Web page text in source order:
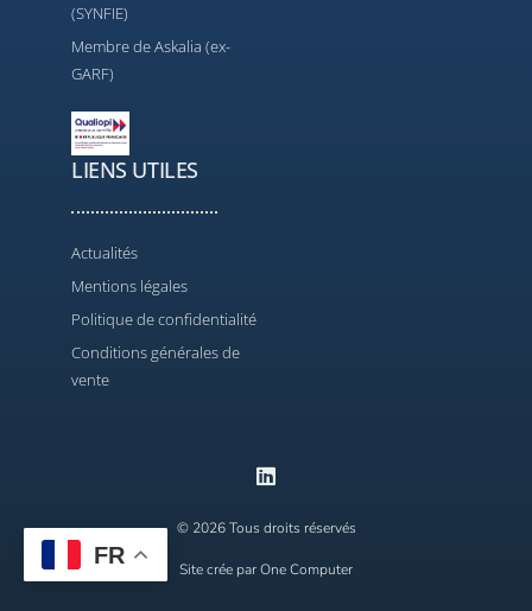
(SYNFIE)
Membre de Askalia (ex-
GARF)
LIENS UTILES
Actualités
Mentions légales
Politique de confidentialité
Conditions générales de
vente
© 2026 Tous droits réservés
Site crée par One Computer
FR